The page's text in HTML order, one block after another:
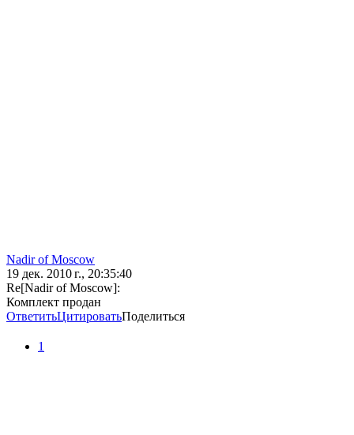
Nadir of Moscow
19 дек. 2010 г., 20:35:40
Re[Nadir of Moscow]:
Комплект продан
ОтветитьЦитироватьПоделиться
1